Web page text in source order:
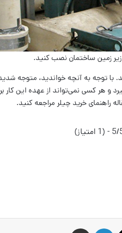
زمین ساختمان نصب کنید.
توجه به آنچه خواندید، متوجه
و هر کسی نمی‌تواند از عهده این کار
راهنمای خرید چیلر مراجعه کنید.
(1 امتیاز)
لینکدین